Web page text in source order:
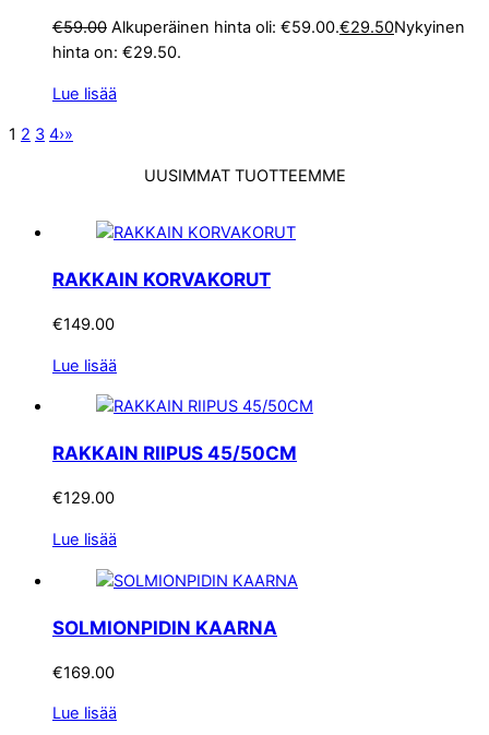
€59.00 Alkuperäinen hinta oli: €59.00.€29.50Nykyinen
hinta on: €29.50.
Lue lisää
1 2 3 4›»
UUSIMMAT TUOTTEEMME
RAKKAIN KORVAKORUT
€149.00
Lue lisää
RAKKAIN RIIPUS 45/50CM
€129.00
Lue lisää
SOLMIONPIDIN KAARNA
€169.00
Lue lisää